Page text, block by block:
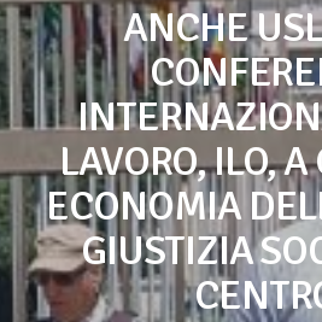
ANCHE
LAVORO, ILO,
ECONOMIA
GIUSTIZIA